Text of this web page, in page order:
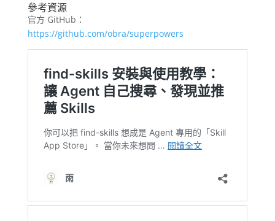
參考資源
官方 GitHub：
https://github.com/obra/superpowers